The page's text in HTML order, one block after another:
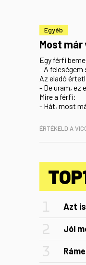
Egyéb
Most már
Egy férfi
- A feleségem
Az eladó
- De uram, ez
Mire a férfi:
- Hát, most
ÉRTÉKELD A
Azt
Jól